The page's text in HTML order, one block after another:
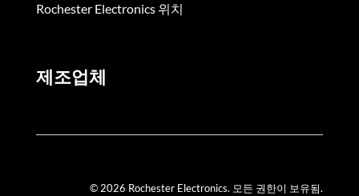
Rochester Electronics 위치
제조업체
© 2026 Rochester Electronics. 모든 권한이 보유됨.